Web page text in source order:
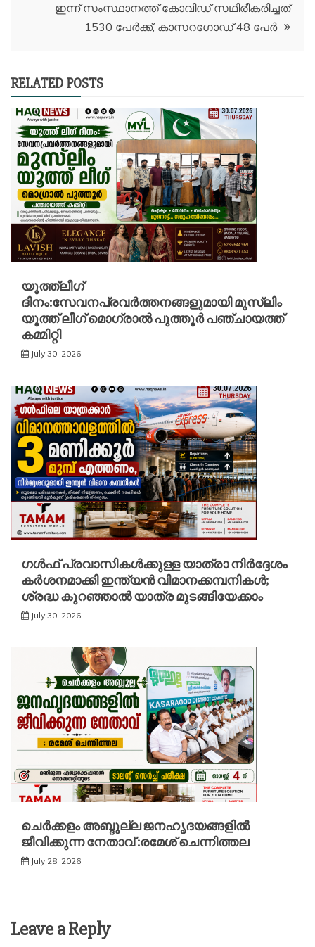
ഇന്ന് സംസ്ഥാനത്ത് കോവിഡ് സഥിരീകരിച്ചത്
1530 പേർക്ക്, കാസറഗോഡ് 48 പേർ
RELATED POSTS
യൂത്ത്ലീഗ്
ദിനം:സേവനപ്രവർത്തനങ്ങളുമായി മുസ്ലിം
യൂത്ത് ലീഗ് മൊഗ്രാൽ പുത്തൂർ പഞ്ചായത്ത്
കമ്മിറ്റി
July 30, 2026
ഗൾഫ് പ്രവാസികൾക്കുള്ള യാത്രാ നിർദ്ദേശം
കർശനമാക്കി ഇന്ത്യൻ വിമാനക്കമ്പനികൾ;
ശ്രദ്ധ കുറഞ്ഞാൽ യാത്ര മുടങ്ങിയേക്കാം
July 30, 2026
ചെർക്കളം അബ്ദുല്ല ജനഹൃദയങ്ങളിൽ
ജീവിക്കുന്ന നേതാവ് :രമേശ് ചെന്നിത്തല
July 28, 2026
Leave a Reply